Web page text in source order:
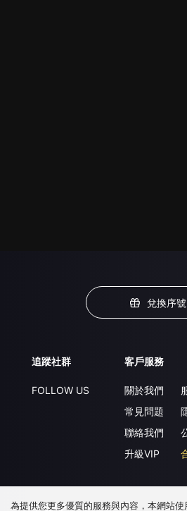
兌換序號
追蹤社群
FOLLOW US
客戶服務
關於我們
常見問題
聯絡我們
升級VIP
下載 APP
為提供您更多優質的服務與內容，本網站